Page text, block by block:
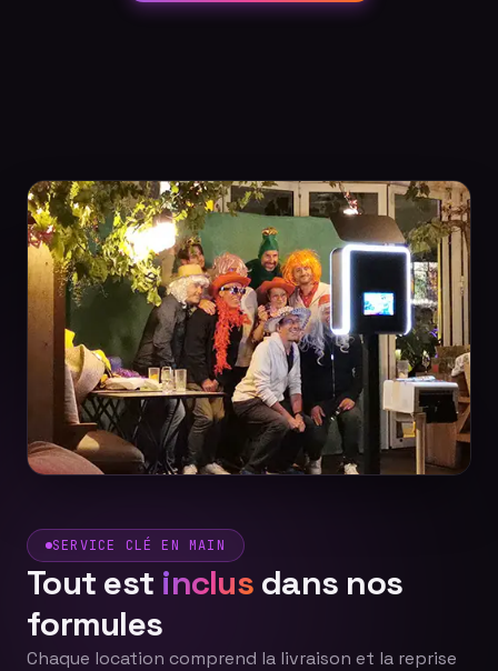
SERVICE CLÉ EN MAIN
Tout est inclusdans nos
formules
Chaque location comprend la livraison et la reprise